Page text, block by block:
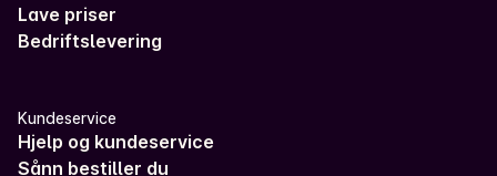
Lave priser
Bedriftslevering
Kundeservice
Hjelp og kundeservice
Sånn bestiller du